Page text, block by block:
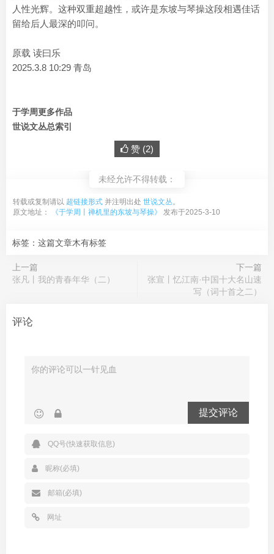
人性光辉。这种双重超越性，或许是东坡与琴操这段相遇佳话
留给后人最深的叩问。
原载 读曰乐
2025.3.8 10:29 青岛
于学周更多作品
世说文丛总索引
赞 (2)
未经允许不得转载：
转载或复制请以 超链接形式 并注明出处 世说文丛。
原文地址：
《于学周丨禅机里的东坡与琴操》 发布于2025-3-10
标签：这篇文章木有标签
上一篇
张凡丨我的青春年华（二）
下一篇
张宣丨忆江南·中国十大名山速
写（词十首之二）
评论
提交评论